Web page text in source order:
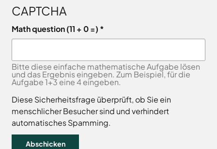
CAPTCHA
Math question (11 + 0 =)
Bitte diese einfache mathematische Aufgabe lösen
und das Ergebnis eingeben. Zum Beispiel, für die
Aufgabe 1+3 eine 4 eingeben.
Diese Sicherheitsfrage überprüft, ob Sie ein
menschlicher Besucher sind und verhindert
automatisches Spamming.
Tourismusgesellschaft
Osnabrücker
Land
GmbH
Osnabrück
Volkshochschule
Osnabrücker
Land
Wirtschaftsförderungsgesellschaft
Osnabrücker
Land
Karte
aufrufen
Bohmte
Bramsche
Dissen
Georgsmarienhütte
Glandorf
Hagen
Hasbergen
Hilter
Melle